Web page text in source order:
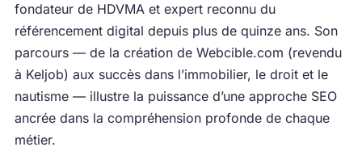
fondateur de HDVMA et expert reconnu du
référencement digital depuis plus de quinze ans. Son
parcours — de la création de Webcible.com (revendu
à Keljob) aux succès dans l’immobilier, le droit et le
nautisme — illustre la puissance d’une approche SEO
ancrée dans la compréhension profonde de chaque
métier.